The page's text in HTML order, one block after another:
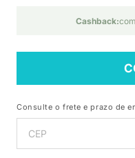
Cashback:
Consulte o frete e prazo de